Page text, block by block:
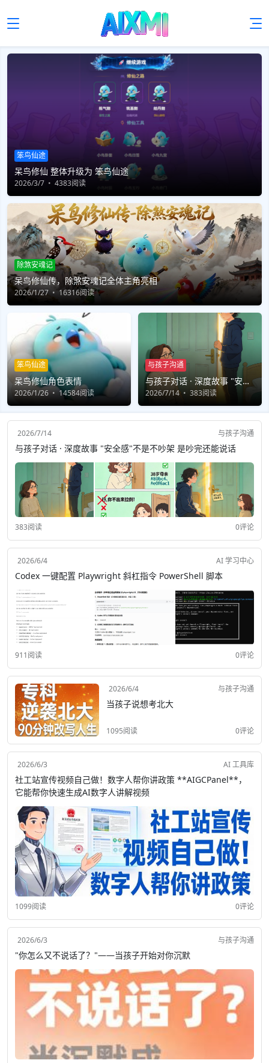
笨鸟仙途
呆鸟修仙 整体升级为 笨鸟仙途
2026/3/7 4383阅读
除煞安魂记
呆鸟修仙传，除煞安魂记全体主角亮相
2026/1/27 16316阅读
笨鸟仙途
呆鸟修仙角色表情
2026/1/26 14584阅读
与孩子沟通
与孩子对话 · 深度故事 "安全
感"不是不吵架 是吵完还能说
话
2026/7/14 383阅读
2026/7/14 与孩子沟通
与孩子对话 · 深度故事 "安全感"不是不吵架 是吵完还能说话
383阅读 0评论
2026/6/4 AI 学习中心
Codex 一键配置 Playwright 斜杠指令 PowerShell 脚本
911阅读 0评论
2026/6/4 与孩子沟通
当孩子说想考北大
1095阅读 0评论
2026/6/3 AI 工具库
社工站宣传视频自己做！数字人帮你讲政策 **AIGCPanel**，
它能帮你快速生成AI数字人讲解视频
1099阅读 0评论
2026/6/3 与孩子沟通
"你怎么又不说话了？"——当孩子开始对你沉默